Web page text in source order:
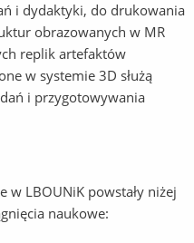
i dydaktyki, do drukowania
obrazowanych w MR
replik artefaktów
w systemie 3D służą
i przygotowywania
w LBOUNiK powstały niżej
naukowe: